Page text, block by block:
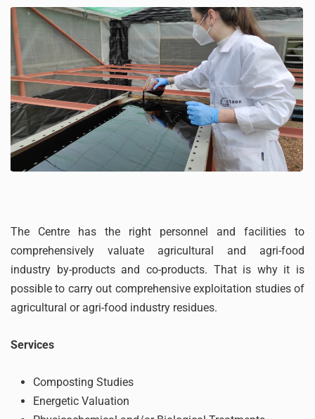
The Centre has the right personnel and facilities to
comprehensively valuate agricultural and agri-food
industry by-products and co-products. That is why it is
possible to carry out comprehensive exploitation studies of
agricultural or agri-food industry residues.
Services
Composting Studies
Energetic Valuation